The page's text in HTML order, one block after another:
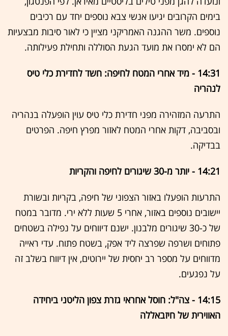
בימים הקרובים יגיעו אנשי צבא נוספים יחד עם רכיבים
נוספים. משר ההגנה האמריקני מציין כי לאור סיבות מבצעיות
הם לא ימסרו את מועד הגעת הסוללה ותחילת פעילותה.
14:31 - מיד אחרי המטח לחיפה: חשד לחדירת כלי טיס
לנהריה
התרעה המזהירה מפני חדירת כלי טיס עוין הופעלה בנהריה
ובסביבה, דקות אחרי המטח לאזור מפרץ חיפה. הפרטים
בבדיקה.
14:21 - יותר מ-30 שיגורים לחיפה והקריות
התרעות הופעלו באזור הצפוני של חיפה, בקריות ובשורת
יישובים נוספים באזור, אחרי 5 שעות ללא ירי. מדובר במטח
של כ-30 שיגורים מלבנון. ישנם דיווחים על נפילה בשטחים
פתוחים ושרפה שפרצה ליד אפק, בשטח פתוח. עדי ראייה
מדווחים על מספר רב יחסית של יירוטים, אין דיווח בשלב זה
על נפגעים.
14:15 - צה"ל: חוסל אחראי גזרת צפון הליטני ביחידה
האווירית של חיזבאללה